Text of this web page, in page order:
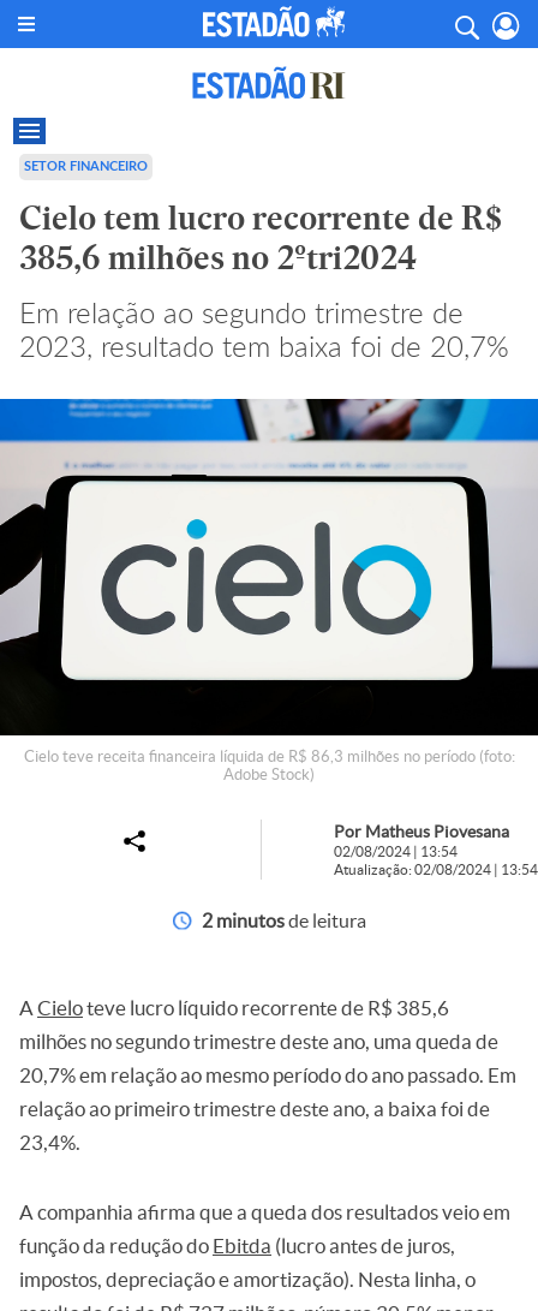
SETOR FINANCEIRO
Cielo tem lucro recorrente de R$
385,6 milhões no 2ºtri2024
Em relação ao segundo trimestre de
2023, resultado tem baixa foi de 20,7%
Cielo teve receita financeira líquida de R$ 86,3 milhões no período (foto:
Adobe Stock)
Por Matheus Piovesana
02/08/2024 | 13:54
Atualização: 02/08/2024 | 13:54
2 minutosde leitura
A Cieloteve lucro líquido recorrente de R$ 385,6
milhões no segundo trimestre deste ano, uma queda de
20,7% em relação ao mesmo período do ano passado. Em
relação ao primeiro trimestre deste ano, a baixa foi de
23,4%.
A companhia afirma que a queda dos resultados veio em
função da redução do Ebitda (lucro antes de juros,
impostos, depreciação e amortização). Nesta linha, o